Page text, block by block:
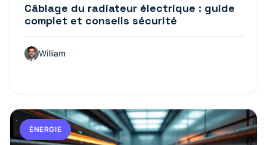
Câblage du radiateur électrique : guide
complet et conseils sécurité
William
ÉNERGIE